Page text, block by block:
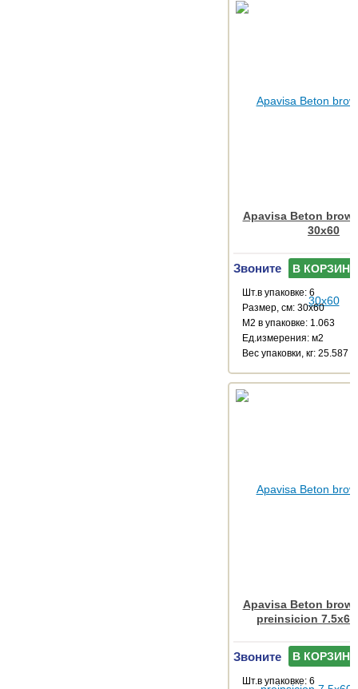
Apavisa Beton
30x60
Звоните В КОРЗИНУ
Шт.в упаковке: 6
Размер, см: 30x60
М2 в упаковке: 1.063
Ед.измерения: м2
Веc упаковки, кг: 25.587
Apavisa Beton
preinsicion 7.5x60
Звоните В КОРЗИНУ
Шт.в упаковке: 6